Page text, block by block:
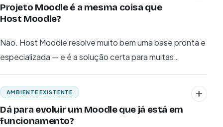
Projeto Moodle é a mesma coisa que
Host Moodle?
Não. Host Moodle resolve muito bem uma base pronta e
especializada — e é a solução certa para muitas
mais: customização de identidade, integrações críticas
e aderência estrutural ao processo real.
AMBIENTE EXISTENTE
Dá para evoluir um Moodle que já está em
funcionamento?